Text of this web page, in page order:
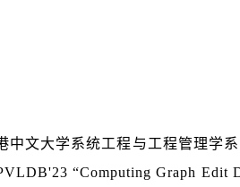
中文大学系统工程与工程管理学
“Computing Graph Edit